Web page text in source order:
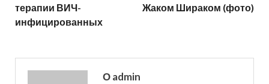
терапии ВИЧ-
инфицированных
Жаком Шираком (фото)
О admin